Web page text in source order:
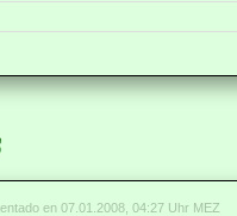
en 07.01.2008, 04:27 Uhr MEZ